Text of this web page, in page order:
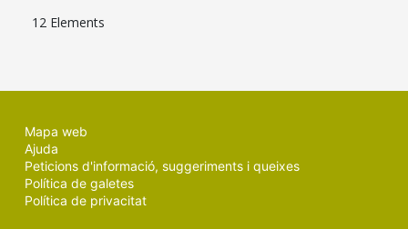
12 Elements
Mapa web
Ajuda
Peticions d'informació, suggeriments i queixes
Política de galetes
Política de privacitat